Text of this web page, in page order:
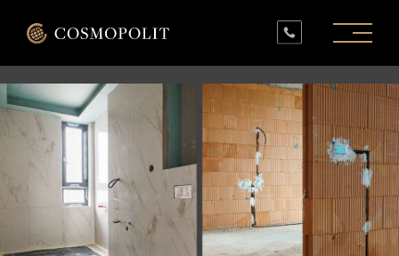
PROIECTE ÎN LUCRU
PROIECTE FINALIZATE
SPAȚII COMERCIALE
INFO
CONTACT